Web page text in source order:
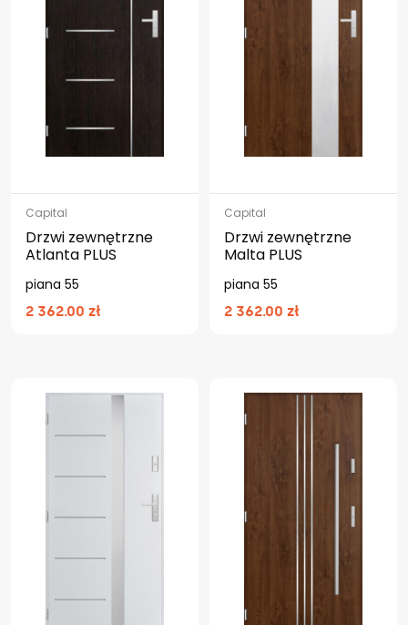
Capital
Drzwi zewnętrzne
Atlanta PLUS
piana 55
2 362.00 zł
Capital
Drzwi zewnętrzne
Malta PLUS
piana 55
2 362.00 zł